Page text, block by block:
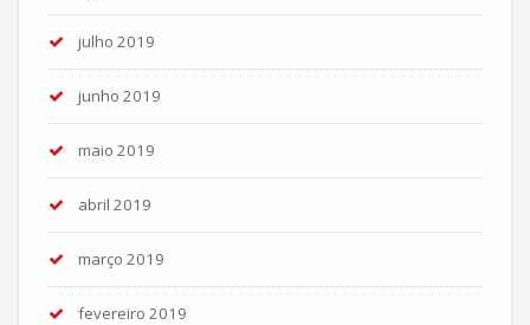
julho 2019
junho 2019
maio 2019
abril 2019
março 2019
fevereiro 2019